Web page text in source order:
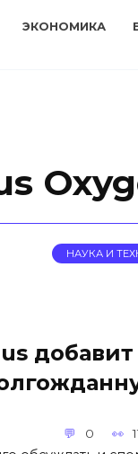
ЭКОНОМИКА
НАУКА И
добавит
0